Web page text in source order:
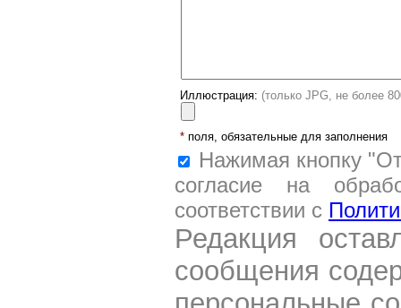
Иллюстрация: (только JPG, не более
* поля, обязательные для заполнения
Нажимая кнопку
согласие на
соответствии с
Редакция
сообщения